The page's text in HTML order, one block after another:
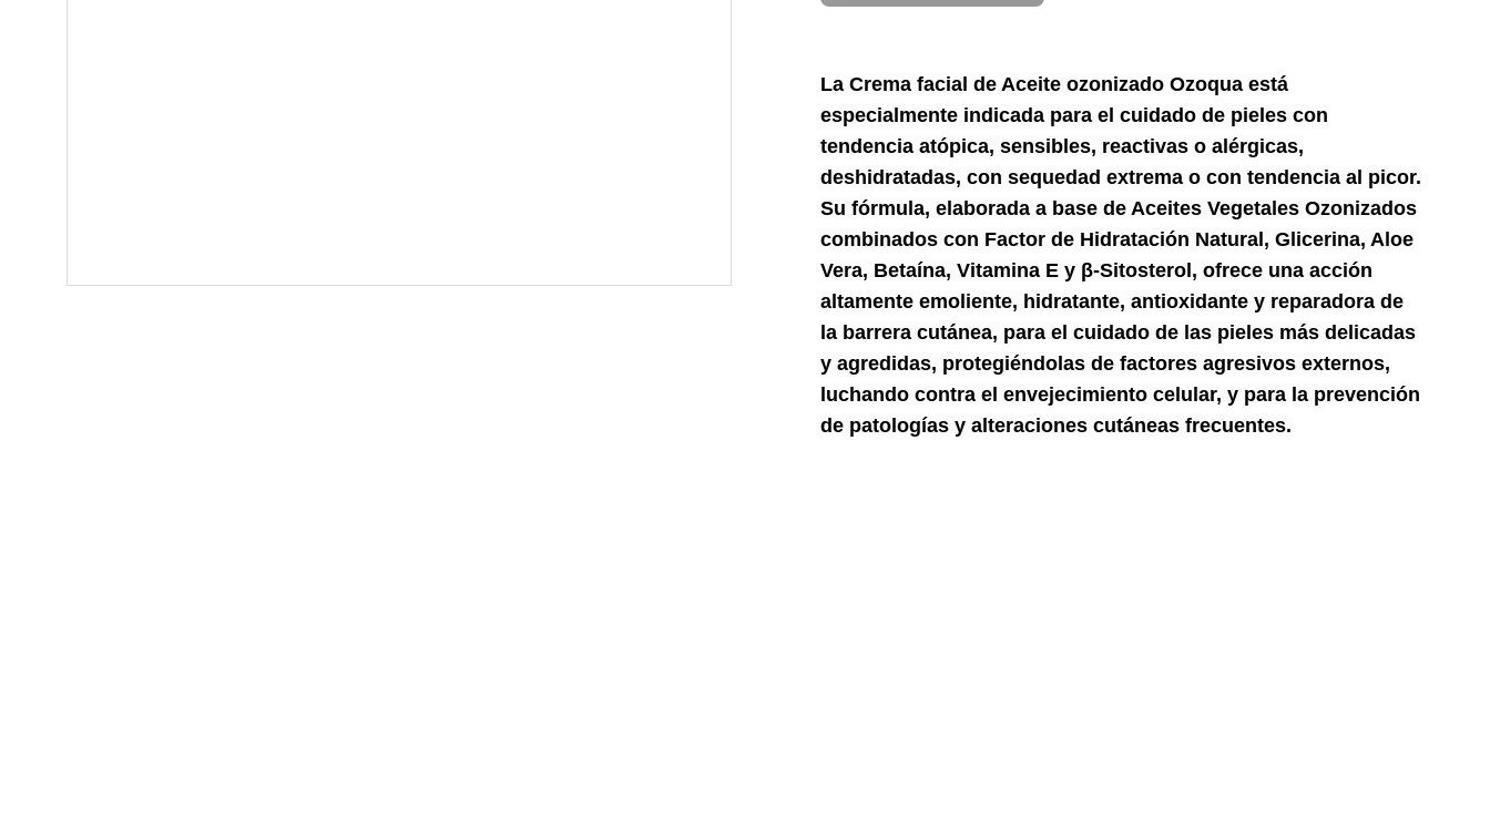
La Crema facial de Aceite ozonizado Ozoqua está
especialmente indicada para el cuidado de pieles con
tendencia atópica, sensibles, reactivas o alérgicas,
deshidratadas, con sequedad extrema o con tendencia al picor.
Su fórmula, elaborada a base de Aceites Vegetales Ozonizados
combinados con Factor de Hidratación Natural, Glicerina, Aloe
Vera, Betaína, Vitamina E y β-Sitosterol, ofrece una acción
altamente emoliente, hidratante, antioxidante y reparadora de
la barrera cutánea, para el cuidado de las pieles más delicadas
y agredidas, protegiéndolas de factores agresivos externos,
luchando contra el envejecimiento celular, y para la prevención
de patologías y alteraciones cutáneas frecuentes.